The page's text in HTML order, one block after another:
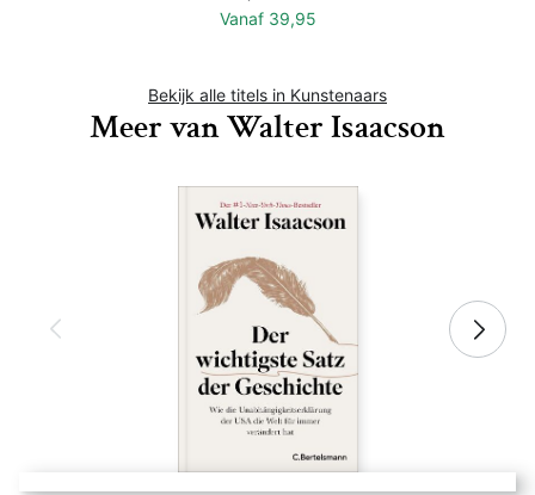
Vanaf 39,95
Bekijk alle titels in Kunstenaars
Meer van Walter Isaacson